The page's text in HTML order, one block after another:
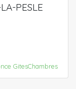
PESLE
GitesChambres